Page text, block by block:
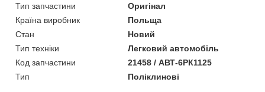
Тип запчастини
Оригінал
Країна виробник
Польща
Стан
Новий
Тип техніки
Легковий автомобіль
Код запчастини
21458 / АВТ-6РК1125
Тип
Поліклинові